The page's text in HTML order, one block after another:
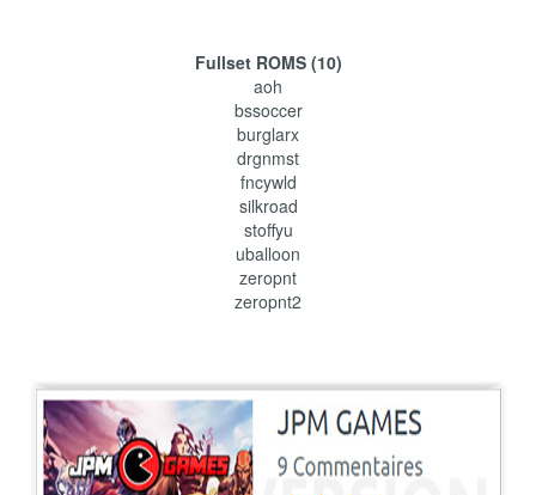
Fullset ROMS (10)
aoh
bssoccer
burglarx
drgnmst
fncywld
silkroad
stoffyu
uballoon
zeropnt
zeropnt2